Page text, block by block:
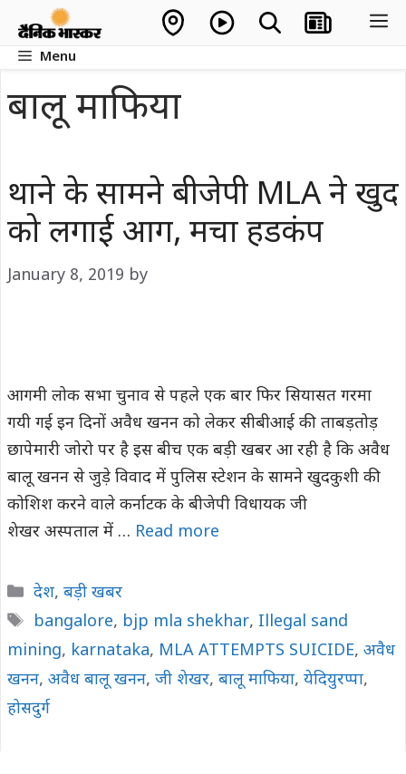
contentMenu
बालू माफिया
थाने के सामने बीजेपी MLA ने खुद
को लगाई आग, मचा हडकंप
January 8, 2019 by
आगमी लोक सभा चुनाव से पहले एक बार फिर सियासत गरमा
गयी गई इन दिनों अवैध खनन को लेकर सीबीआई की ताबड़तोड़
छापेमारी जोरो पर है इस बीच एक बड़ी खबर आ रही है कि अवैध
बालू खनन से जुड़े विवाद में पुलिस स्टेशन के सामने खुदकुशी की
कोशिश करने वाले कर्नाटक के बीजेपी विधायक जी
शेखर अस्पताल में … Read more
Categories
देश, बड़ी खबर
Tags
bangalore, bjp mla shekhar, Illegal sand
mining, karnataka, MLA ATTEMPTS SUICIDE, अवैध
खनन, अवैध बालू खनन, जी शेखर, बालू माफिया, येदियुरप्पा,
होसदुर्ग